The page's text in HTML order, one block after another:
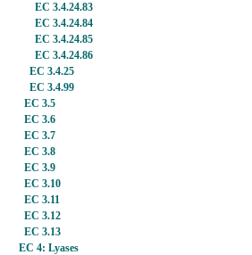
EC 3.4.24.83
EC 3.4.24.84
EC 3.4.24.85
EC 3.4.24.86
EC 3.4.25
EC 3.4.99
EC 3.5
EC 3.6
EC 3.7
EC 3.8
EC 3.9
EC 3.10
EC 3.11
EC 3.12
EC 3.13
EC 4: Lyases